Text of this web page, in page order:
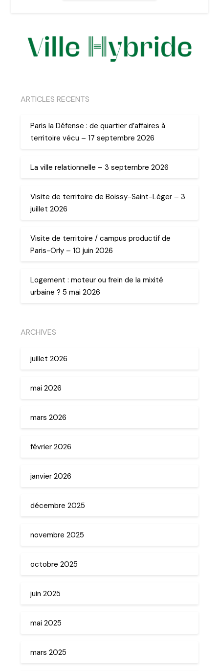
ARTICLES RECENTS
Paris la Défense : de quartier d’affaires à
territoire vécu – 17 septembre 2026
La ville relationnelle – 3 septembre 2026
Visite de territoire de Boissy-Saint-Léger – 3
juillet 2026
Visite de territoire / campus productif de
Paris-Orly – 10 juin 2026
Logement : moteur ou frein de la mixité
urbaine ? 5 mai 2026
ARCHIVES
juillet 2026
mai 2026
mars 2026
février 2026
janvier 2026
décembre 2025
novembre 2025
octobre 2025
juin 2025
mai 2025
mars 2025